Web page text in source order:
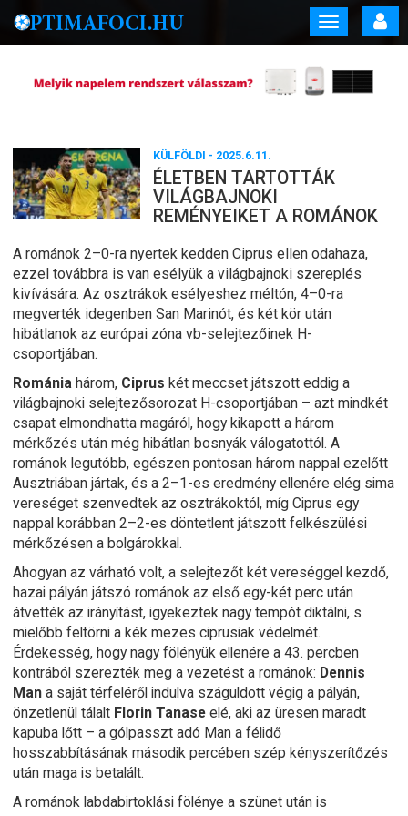
Toggle
navigation
KÜLFÖLDI - 2025.6.11.
ÉLETBEN TARTOTTÁK
VILÁGBAJNOKI
REMÉNYEIKET A ROMÁNOK
A románok 2–0-ra nyertek kedden Ciprus ellen odahaza,
ezzel továbbra is van esélyük a világbajnoki szereplés
kivívására. Az osztrákok esélyeshez méltón, 4–0-ra
megverték idegenben San Marinót, és két kör után
hibátlanok az európai zóna vb-selejtezőinek H-
csoportjában.
Románia három, Ciprus két meccset játszott eddig a
világbajnoki selejtezősorozat H-csoportjában – azt mindkét
csapat elmondhatta magáról, hogy kikapott a három
mérkőzés után még hibátlan bosnyák válogatottól. A
románok legutóbb, egészen pontosan három nappal ezelőtt
Ausztriában jártak, és a 2–1-es eredmény ellenére elég sima
vereséget szenvedtek az osztrákoktól, míg Ciprus egy
nappal korábban 2–2-es döntetlent játszott felkészülési
mérkőzésen a bolgárokkal.
Ahogyan az várható volt, a selejtezőt két vereséggel kezdő,
hazai pályán játszó románok az első egy-két perc után
átvették az irányítást, igyekeztek nagy tempót diktálni, s
mielőbb feltörni a kék mezes ciprusiak védelmét.
Érdekesség, hogy nagy fölényük ellenére a 43. percben
kontrából szerezték meg a vezetést a románok: Dennis
Man a saját térfeléről indulva száguldott végig a pályán,
önzetlenül tálalt Florin Tanase elé, aki az üresen maradt
kapuba lőtt – a gólpasszt adó Man a félidő
hosszabbításának második percében szép kényszerítőzés
után maga is betalált.
A románok labdabirtoklási fölénye a szünet után is